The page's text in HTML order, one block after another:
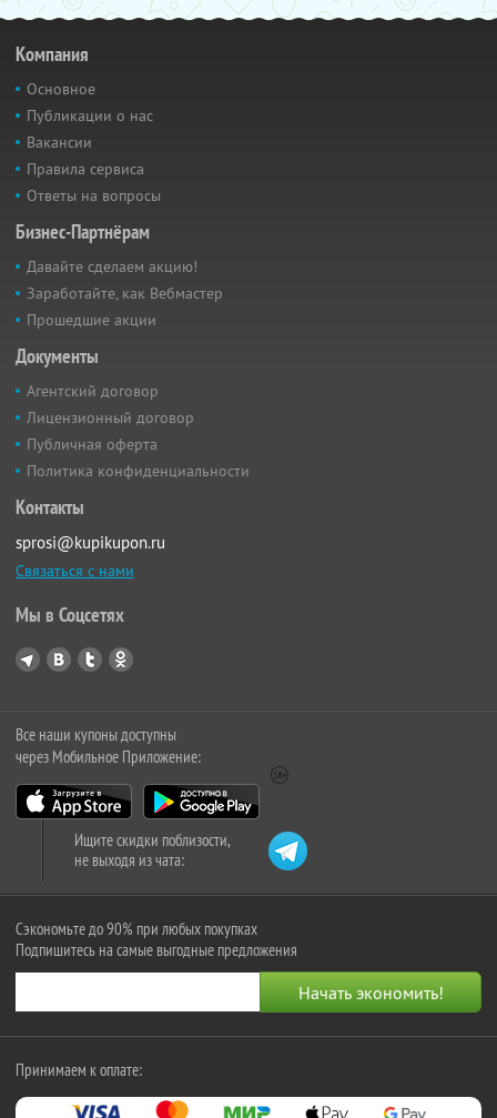
Компания
Основное
Публикации о нас
Вакансии
Правила сервиса
Ответы на вопросы
Бизнес-Партнёрам
Давайте сделаем акцию!
Заработайте, как Вебмастер
Прошедшие акции
Документы
Агентский договор
Лицензионный договор
Публичная оферта
Политика конфиденциальности
Контакты
sprosi@kupikupon.ru
Связаться с нами
Мы в Соцсетях
Все наши купоны доступны
через Мобильное Приложение:
Ищите скидки поблизости,
не выходя из чата:
Сэкономьте до 90% при любых покупках
Подпишитесь на самые выгодные предложения
Принимаем к оплате: